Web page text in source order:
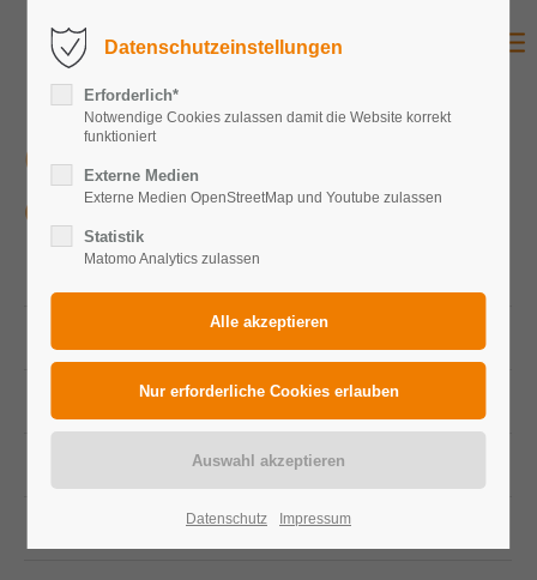
Gewerbe ADAC Laatzen
Gewerbe
257
Monokristallin
Durchschnittlicher Jahresertrag ca. 79.343 kWh/Jahr
Datenschutzeinstellungen
Erforderlich*
Notwendige Cookies zulassen damit die Website korrekt
funktioniert
Externe Medien
Externe Medien OpenStreetMap und Youtube zulassen
Statistik
Matomo Analytics zulassen
Datenschutz Impressum